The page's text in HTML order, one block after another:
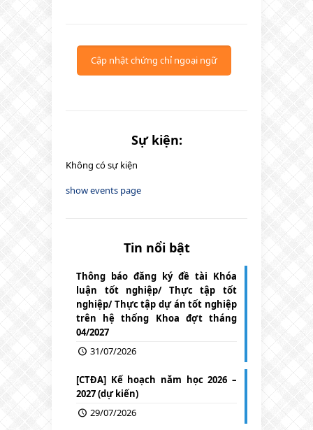
Cập nhật chứng chỉ ngoại ngữ
Sự kiện:
Không có sự kiện
show events page
Tin nổi bật
Thông báo đăng ký đề tài Khóa
luận tốt nghiệp/ Thực tập tốt
nghiệp/ Thực tập dự án tốt nghiệp
trên hệ thống Khoa đợt tháng
04/2027
31/07/2026
[CTĐA] Kế hoạch năm học 2026 –
2027 (dự kiến)
29/07/2026